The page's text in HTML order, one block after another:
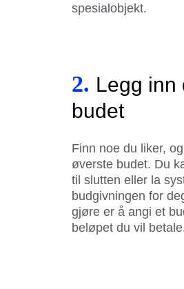
spesialobjekt.
2. Legg inn
budet
Finn noe du liker,
øverste budet. Du
til slutten eller la
budgivningen for
gjøre er å angi et
beløpet du vil